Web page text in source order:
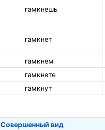
гамкнешь
гамкнет
гамкнем
гамкнете
гамкнут
Совершенный вид